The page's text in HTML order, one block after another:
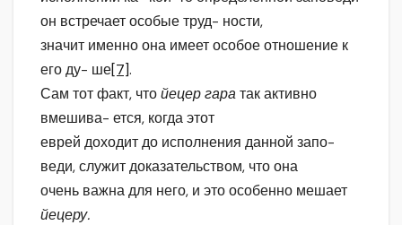
он встречает особые труд- ности,
значит именно она имеет особое отношение к
его ду- ше[7].
Сам тот факт, чтойецер гаратак активно
вмешива- ется, когда этот
еврей доходит до исполнения данной запо-
веди, служит доказательством, что она
очень важна для него, и это особенно мешает
йецеру.